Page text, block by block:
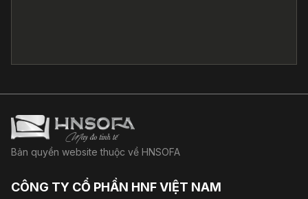
Bản quyền website thuộc về HNSOFA
CÔNG TY CỔ PHẦN HNF VIỆT NAM